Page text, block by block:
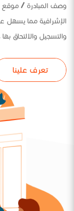
وصف المبادرة / موقع
الإشرافية مما يسهل
والتسجيل والالتحاق
تعرف علينا